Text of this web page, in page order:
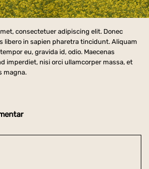
consectetuer adipiscing elit. Donec
libero in sapien pharetra tincidunt. Aliquam
eu, gravida id, odio. Maecenas
imperdiet, nisi orci ullamcorper massa, et
magna.